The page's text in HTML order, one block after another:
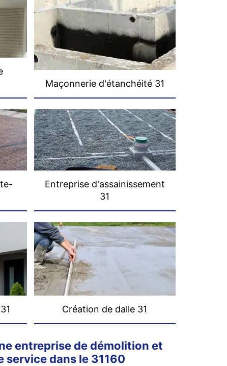
Maçonnerie d'étanchéité 31
Entreprise d'assainissement
31
Création de dalle 31
entreprise de démolition et
service dans le 31160